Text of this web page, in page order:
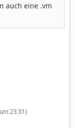
auch eine .vm
23:31)